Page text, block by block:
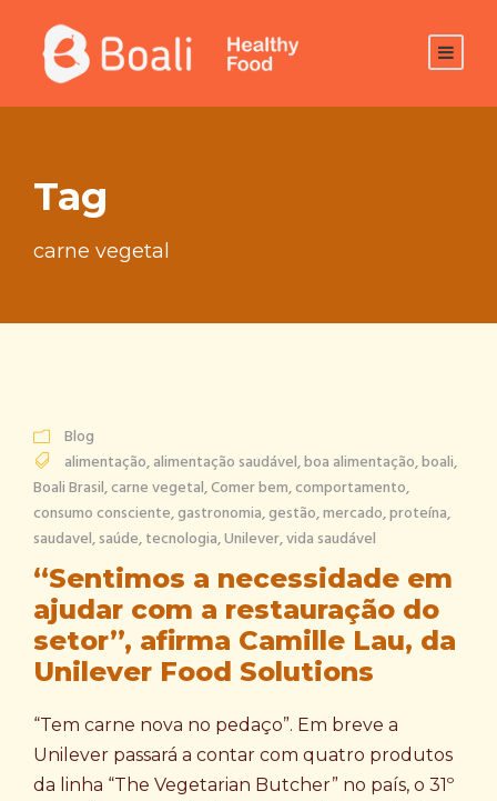
Tag
carne vegetal
Blog
alimentação,alimentação saudável,boa alimentação,boali,
Boali Brasil,carne vegetal,Comer bem,comportamento,
consumo consciente,gastronomia,gestão,mercado,proteína,
saudavel,saúde,tecnologia,Unilever,vida saudável
“Sentimos a necessidade em
ajudar com a restauração do
setor”, afirma Camille Lau, da
Unilever Food Solutions
“Tem carne nova no pedaço”. Em breve a
Unilever passará a contar com quatro produtos
da linha “The Vegetarian Butcher” no país, o 31º